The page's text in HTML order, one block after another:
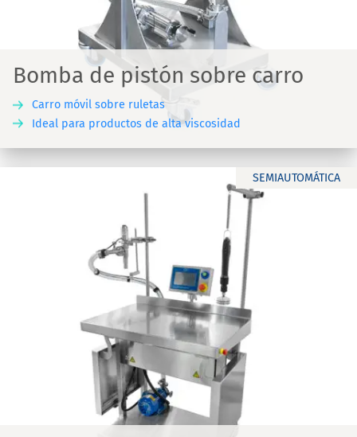
Bomba de pistón sobre carro
Carro móvil sobre ruletas
Ideal para productos de alta viscosidad
SEMIAUTOMÁTICA